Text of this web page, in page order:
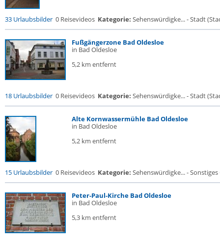
33 Urlaubsbilder 0 Reisevideos Kategorie: Sehenswürdigke... - Stadt
Fußgängerzone Bad Oldesloe
in Bad Oldesloe
5,2 km entfernt
18 Urlaubsbilder 0 Reisevideos Kategorie: Sehenswürdigke... - Stadt
Alte Kornwassermühle Bad Oldesloe
in Bad Oldesloe
5,2 km entfernt
15 Urlaubsbilder 0 Reisevideos Kategorie: Sehenswürdigke... -
Peter-Paul-Kirche Bad Oldesloe
in Bad Oldesloe
5,3 km entfernt